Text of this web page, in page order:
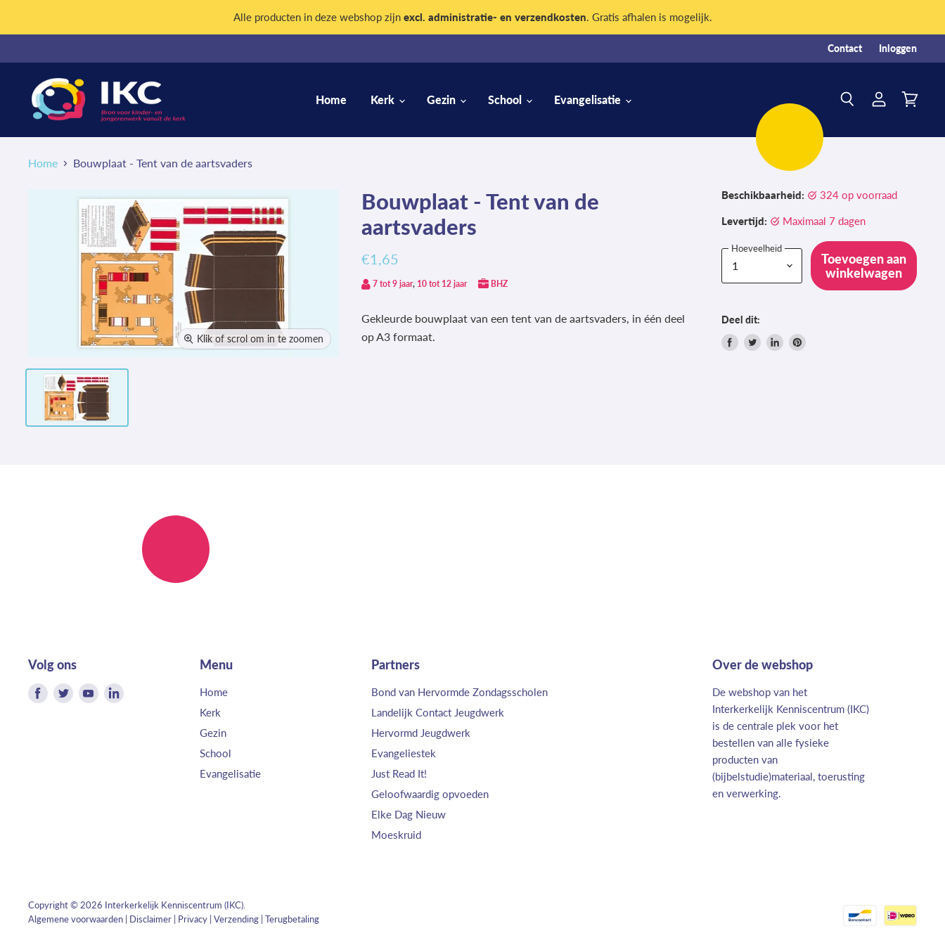
Alle producten in deze webshop zijn excl. administratie- en verzendkosten. Gratis afhalen is mogelijk.
Contact Inloggen
Home Kerk Gezin School Evangelisatie
Home Bouwplaat - Tent van de aartsvaders
Klik of scrol om in te zoomen
Bouwplaat - Tent van de
aartsvaders
€1,65
7 tot 9 jaar, 10 tot 12 jaar BHZ
Gekleurde bouwplaat van een tent van de aartsvaders, in één deel
op A3 formaat.
Beschikbaarheid: 324 op voorraad
Levertijd: Maximaal 7 dagen
Hoeveelheid
Toevoegen aan
winkelwagen
Deel dit:
Delen TweetDeel
Pin
Volg ons
Vind Vind Vind Vind
Menu
Home
Kerk
Gezin
School
Evangelisatie
Partners
Bond van Hervormde Zondagsscholen
Landelijk Contact Jeugdwerk
Hervormd Jeugdwerk
Evangeliestek
Just Read It!
Geloofwaardig opvoeden
Elke Dag Nieuw
Moeskruid
Over de webshop
De webshop van het
Interkerkelijk Kenniscentrum (IKC)
is de centrale plek voor het
bestellen van alle fysieke
producten van
(bijbelstudie)materiaal, toerusting
en verwerking.
Copyright © 2026 Interkerkelijk Kenniscentrum (IKC).
Algemene voorwaarden
Disclaimer Privacy Verzending Terugbetaling